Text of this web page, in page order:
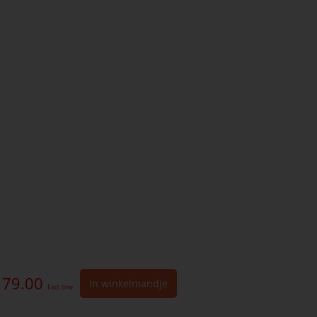
Excl. btw In winkelmandje